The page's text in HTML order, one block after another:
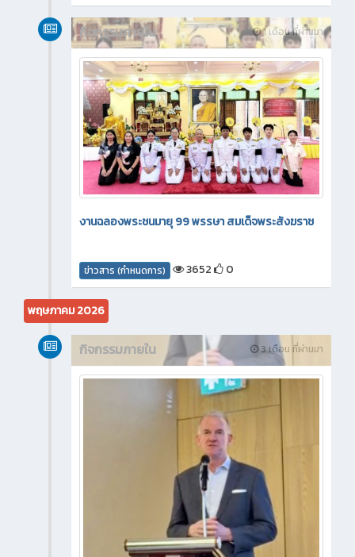
1 เดือน ที่ผ่านมา
กิจกรรมภายใน
งานฉลองพระชนมายุ 99 พรรษา สมเด็จพระสังฆราช
ข่าวสาร (กำหนดการ) 3652 0
พฤษภาคม 2026
3 เดือน ที่ผ่านมา
กิจกรรมภายใน